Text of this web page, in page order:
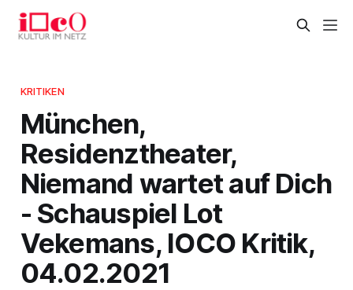
KRITIKEN
München,
Residenztheater,
Niemand wartet auf Dich
- Schauspiel Lot
Vekemans, IOCO Kritik,
04.02.2021